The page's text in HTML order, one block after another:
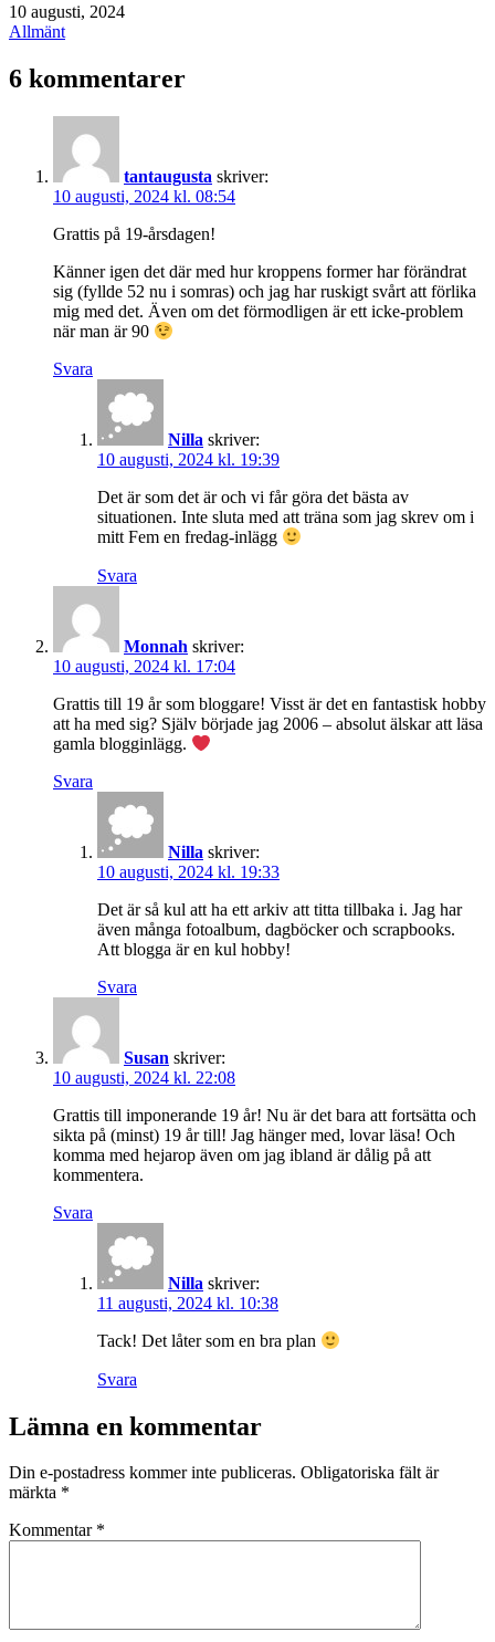
Publicerat
den
10 augusti, 2024
Kategoriserat
Allmänt
6 kommentarer
tantaugusta skriver:
10 augusti, 2024 kl. 08:54
Grattis på 19-årsdagen!
Känner igen det där med hur kroppens former har förändrat
sig (fyllde 52 nu i somras) och jag har ruskigt svårt att förlika
mig med det. Även om det förmodligen är ett icke-problem
när man är 90
Svara
Nilla skriver:
10 augusti, 2024 kl. 19:39
Det är som det är och vi får göra det bästa av
situationen. Inte sluta med att träna som jag skrev om i
mitt Fem en fredag-inlägg
Svara
Monnah skriver:
10 augusti, 2024 kl. 17:04
Grattis till 19 år som bloggare! Visst är det en fantastisk hobby
att ha med sig? Själv började jag 2006 – absolut älskar att läsa
gamla blogginlägg.
Svara
Nilla skriver:
10 augusti, 2024 kl. 19:33
Det är så kul att ha ett arkiv att titta tillbaka i. Jag har
även många fotoalbum, dagböcker och scrapbooks.
Att blogga är en kul hobby!
Svara
Susan skriver:
10 augusti, 2024 kl. 22:08
Grattis till imponerande 19 år! Nu är det bara att fortsätta och
sikta på (minst) 19 år till! Jag hänger med, lovar läsa! Och
komma med hejarop även om jag ibland är dålig på att
kommentera.
Svara
Nilla skriver:
11 augusti, 2024 kl. 10:38
Tack! Det låter som en bra plan
Svara
Lämna en kommentar
Din e-postadress kommer inte publiceras. Obligatoriska fält är
märkta *
Kommentar *